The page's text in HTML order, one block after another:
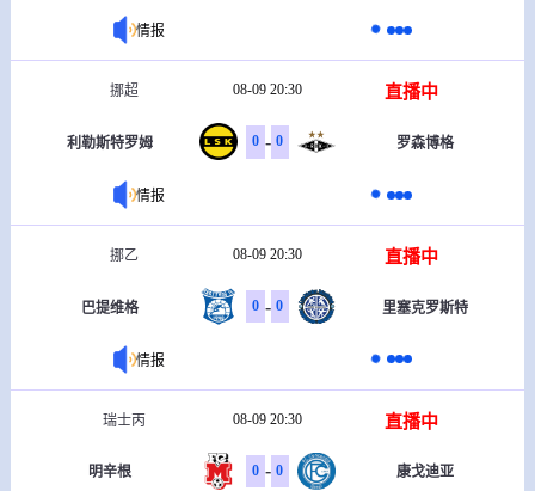
情报
挪超 08-09 20:30 直播中
利勒斯特罗姆 0 - 0 罗森博格
情报
挪乙 08-09 20:30 直播中
巴提维格 0 - 0 里塞克罗斯特
情报
瑞士丙 08-09 20:30 直播中
明辛根 0 - 0 康戈迪亚